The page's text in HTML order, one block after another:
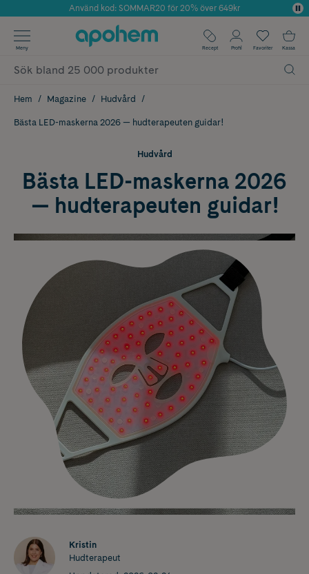
Årets Butik 2025 inom Skönhet
Använd kod: SOMMAR20 för 20% över 649kr
✓ Fri frakt
✓ Poäng på alla köp*
Meny Recept Profil Favoriter Kassa
Hem Magazine Hudvård
Bästa LED-maskerna 2026 — hudterapeuten guidar!
Hudvård
Bästa LED-maskerna 2026
— hudterapeuten guidar!
Kristin
Hudterapeut